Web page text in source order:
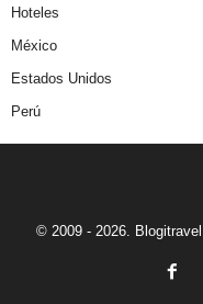
Hoteles
México
Estados Unidos
Perú
© 2009 - 2026.